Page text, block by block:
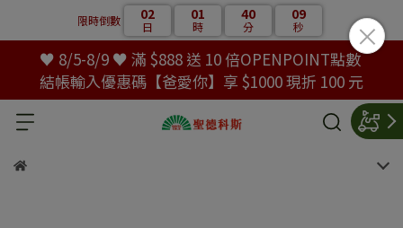
限時倒數 02
日
01
時
40
分
09
秒
♥ 8/5-8/9 ♥ 滿 $888 送 10 倍OPENPOINT點數
結帳輸入優惠碼【爸愛你】享 $1000 現折 100 元